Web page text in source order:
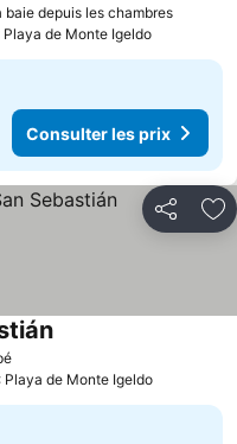
baie depuis les chambres
de Monte Igeldo
Consulter les prix
Partager
Playa de Monte Igeldo